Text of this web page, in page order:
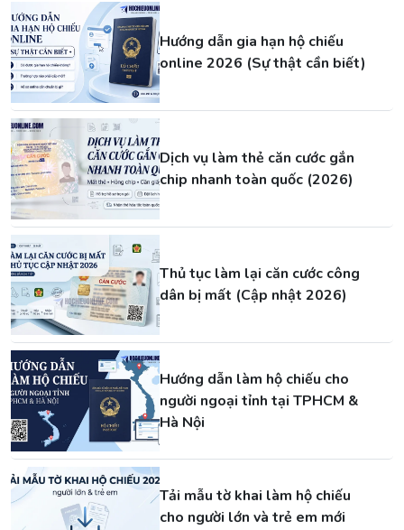
Hướng dẫn gia hạn hộ chiếu
online 2026 (Sự thật cần biết)
Dịch vụ làm thẻ căn cước gắn
chip nhanh toàn quốc (2026)
Thủ tục làm lại căn cước công
dân bị mất (Cập nhật 2026)
Hướng dẫn làm hộ chiếu cho
người ngoại tỉnh tại TPHCM &
Hà Nội
Tải mẫu tờ khai làm hộ chiếu
cho người lớn và trẻ em mới